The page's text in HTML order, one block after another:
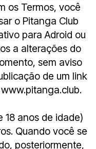
os Termos, você
o Pitanga Club
para Adroid ou
a alterações do
sem aviso
de um link
18 anos de idade)
Quando você se
posteriormente,